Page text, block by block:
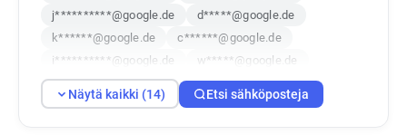
j**********@google.de
d*****@google.de
k******@google.de
c******@google.de
i**********@google.de
w*****@google.de
z*********@google.de
k*******@google.de
f*****@google.de
j*****@google.de
Näytä kaikki (14) Etsi sähköposteja